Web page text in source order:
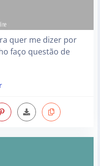
quer me dizer por
faço questão de